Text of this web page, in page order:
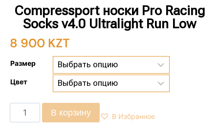
Compressport носки Pro Racing
Socks v4.0 Ultralight Run Low
8 900 KZT
Размер
Цвет
В корзину В Избранное